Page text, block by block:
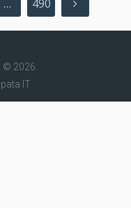
… 490
2026.
IT